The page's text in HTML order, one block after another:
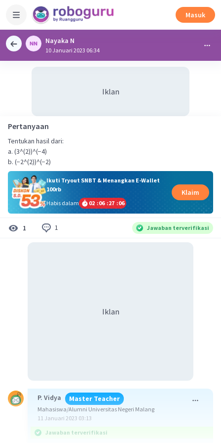
Masuk
Nayaka N
10 Januari 2023 06:34
Iklan
Pertanyaan
Tentukan hasil dari:
a. (3^(2))^(−4)
b. (−2^(2))^(−2)
Ikuti Tryout SNBT & Menangkan E-Wallet
100rb
Habis dalam
02 :06 :27 :05
Klaim
1 1 Jawaban terverifikasi
Iklan
P. Vidya Master Teacher
Mahasiswa/Alumni Universitas Negeri Malang
11 Januari 2023 03:13
Jawaban terverifikasi